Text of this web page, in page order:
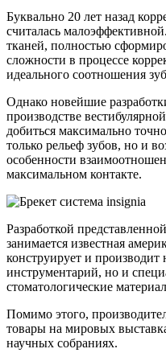
Буквально 20 лет назад
считалась
тканей, полностью
сложности в процессе
идеального соотношения
Однако новейшие
производстве
добиться максимально
только рельеф зубов, но и
особенности
максимальном контакте.
Разработкой
занимается известная
конструирует и производит
инструментарий, но и
стоматологические
Помимо этого,
товары на мировых
научных собраниях.